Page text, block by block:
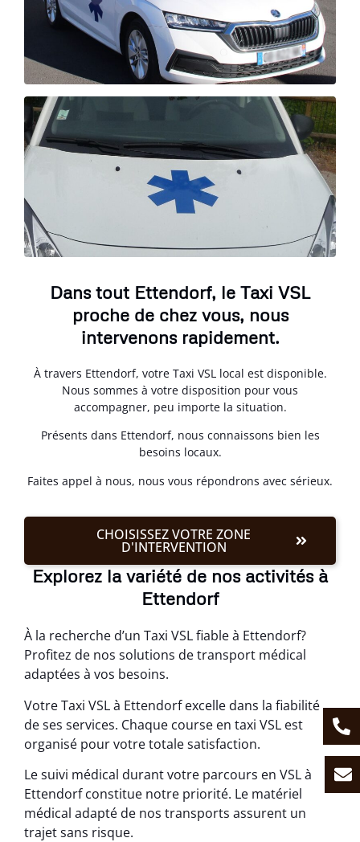
Dans tout Ettendorf, le Taxi VSL
proche de chez vous, nous
intervenons rapidement.
À travers Ettendorf, votre Taxi VSL local est disponible.
Nous sommes à votre disposition pour vous
accompagner, peu importe la situation.
Présents dans Ettendorf, nous connaissons bien les
besoins locaux.
Faites appel à nous, nous vous répondrons avec sérieux.
CHOISISSEZ VOTRE ZONE
D'INTERVENTION
Explorez la variété de nos activités à
Ettendorf
À la recherche d’un Taxi VSL fiable à Ettendorf?
Profitez de nos solutions de transport médical
adaptées à vos besoins.
Votre Taxi VSL à Ettendorf excelle dans la fiabilité
de ses services. Chaque course en taxi VSL est
organisé pour votre totale satisfaction.
Le suivi médical durant votre parcours en VSL à
Ettendorf constitue notre priorité. Le matériel
médical adapté de nos transports assurent un
trajet sans risque.